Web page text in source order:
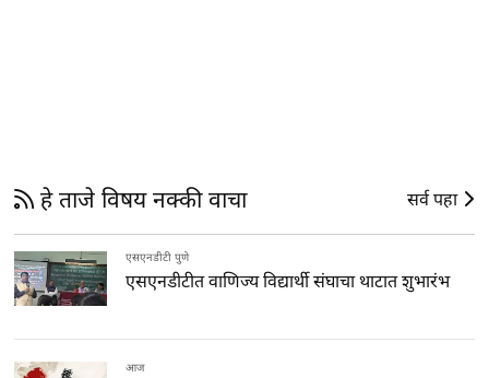
हे ताजे विषय नक्की वाचा सर्व पहा
एसएनडीटी पुणे
एसएनडीटीत वाणिज्य विद्यार्थी संघाचा थाटात शुभारंभ
आज